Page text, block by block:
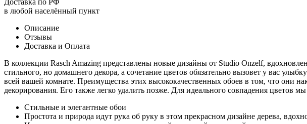
в любой населённый пункт
Описание
Отзывы
Доставка и Оплата
В коллекции Rasch Amazing представлены новые дизайны от Studio Onzelf,
стильного, но домашнего декора, а сочетание цветов обязательно вызовет у вас
всей вашей комнате. Преимущества этих высококачественных обоев в том, что они
декорирования. Его также легко удалить позже. Для идеального совпадения цветов
Стильные и элегантные обои
Простота и природа идут рука об руку в этом прекрасном дизайне дерева,